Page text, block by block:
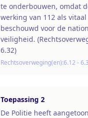
te onderbouwen, omdat
werking van 112 als
beschouwd voor de
veiligheid.
6.32)
Rechtsoverweging(en):6.12 -
Toepassing 2
De Politie heeft